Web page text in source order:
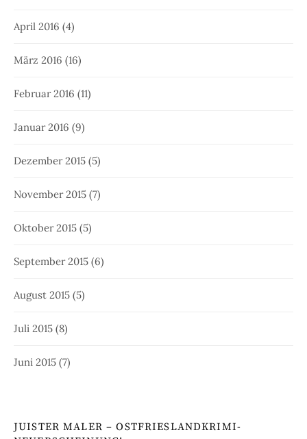
April 2016 (4)
März 2016 (16)
Februar 2016 (11)
Januar 2016 (9)
Dezember 2015 (5)
November 2015 (7)
Oktober 2015 (5)
September 2015 (6)
August 2015 (5)
Juli 2015 (8)
Juni 2015 (7)
JUISTER MALER – OSTFRIESLANDKRIMI-